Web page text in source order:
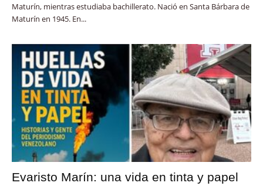
Maturín, mientras estudiaba bachillerato. Nació en Santa Bárbara de
Maturín en 1945. En...
Evaristo Marín: una vida en tinta y papel